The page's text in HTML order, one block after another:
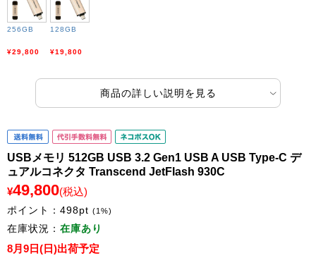
256GB
¥29,800
128GB
¥19,800
商品の詳しい説明を見る
USBメモリ 512GB USB 3.2 Gen1 USB A USB Type-C デ
ュアルコネクタ Transcend JetFlash 930C
¥49,800(税込)
ポイント： 498pt (1%)
在庫状況： 在庫あり
8月9日(日)出荷予定